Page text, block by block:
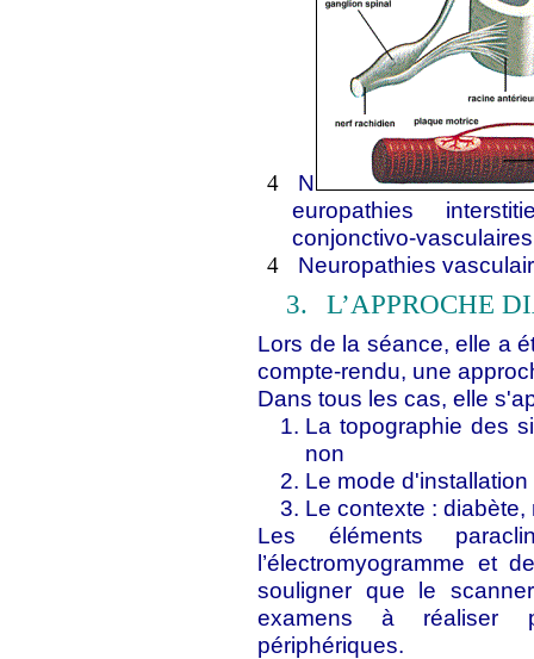
4
N
europathies
conjonctivo-
4 Neuropathies
3. L’APPROCHE
Lors de la séance, elle a
compte-rendu, une
Dans tous les cas, elle
La topographie des
non
Le mode
Le contexte :
Les éléments
l’électromyogramme et
souligner que le
examens à réaliser
périphériques.